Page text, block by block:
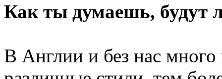
Как ты думаешь, будут
В Англии и без нас